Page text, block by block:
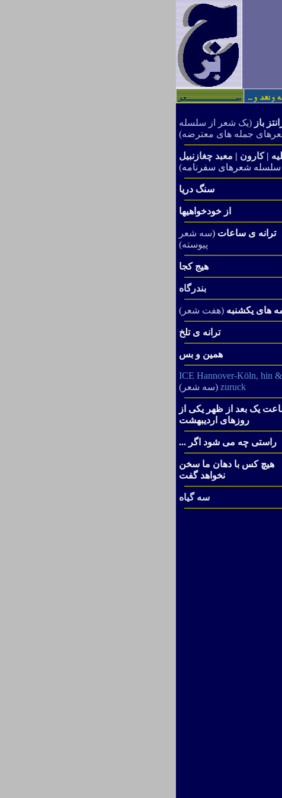
باز (یک شعر از سلسله
جمله های معترضه)
|کارون | معبد چغازنبیل
سلسله شعرهای سفرنامه)
سنگ دریا
از خودخواهیها
ترانه ی ساعات (سه شعر
پیوسته)
هیج کجا
بندرگاه
های یکشنبه (هفت شعر)
ترانه ی تلخ
همین و بس
ICE Hannover-Köln, hin &
zuruck (سه شعر)
یک بعد از ظهر یکی از
روزهای اردیبهشت
راستی چه می شود اگر ...
هیچ کس با دهان ما سخن
نخواهد گفت
سه گیاه